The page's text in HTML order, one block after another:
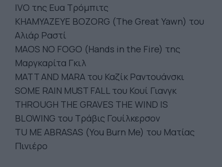
IVO της Ευα Τρόμπιτς
KHAMYAZEYE BOZORG (The Great Yawn) του
Αλιάρ Ραστί
MAOS NO FOGO (Hands in the Fire) της
Μαργκαρίτα Γκιλ
MATT AND MARA του Καζίκ Ραντουάνσκι
SOME RAIN MUST FALL του Κουί Γιανγκ
THROUGH THE GRAVES THE WIND IS
BLOWING του Τράβις Γουίλκερσον
TU ME ABRASAS (You Burn Me) του Ματίας
Πινιέρο